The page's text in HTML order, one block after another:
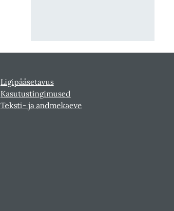
Ligipääsetavus
Kasutustingimused
Teksti- ja andmekaeve